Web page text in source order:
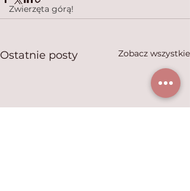
Zwierzęta górą!
Ostatnie posty Zobacz wszystkie